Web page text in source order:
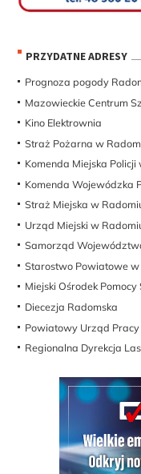
PRZYDATNE ADRESY
Prognoza pogody
Mazowieckie Centrum
Kino Elektrownia
Straż Pożarna w
Komenda Miejska Policji
Komenda Wojewódzka
Straż Miejska w
Urząd Miejski w
Samorząd
Starostwo Powiatowe
Miejski Ośrodek
Diecezja Radomska
Powiatowy Urząd
Regionalna Dyrekcja